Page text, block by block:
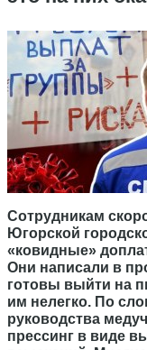
Сотрудникам
Югорской
«ковидные»
Они написали в
готовы выйти на
им нелегко. По
руководства
прессинг в виде